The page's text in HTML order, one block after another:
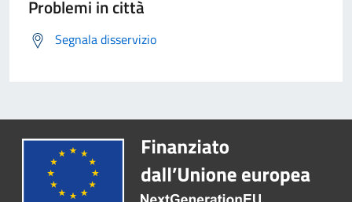
Problemi in città
Segnala disservizio